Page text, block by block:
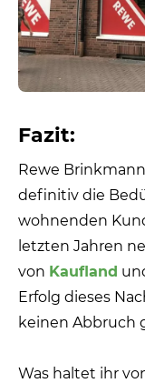
Fazit:
Rewe
definitiv die
wohnenden
letzten Jahren
von Kaufland
Erfolg dieses
keinen Abbruch
Was haltet ihr